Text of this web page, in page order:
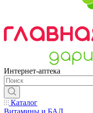
Интернет-аптека
Каталог
Витамины и БАД